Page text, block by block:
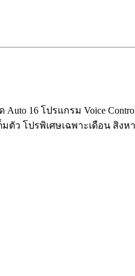
Auto 16 โปรแกรม Voice
มตัว โปรพิเศษเฉพาะเดือน สิง